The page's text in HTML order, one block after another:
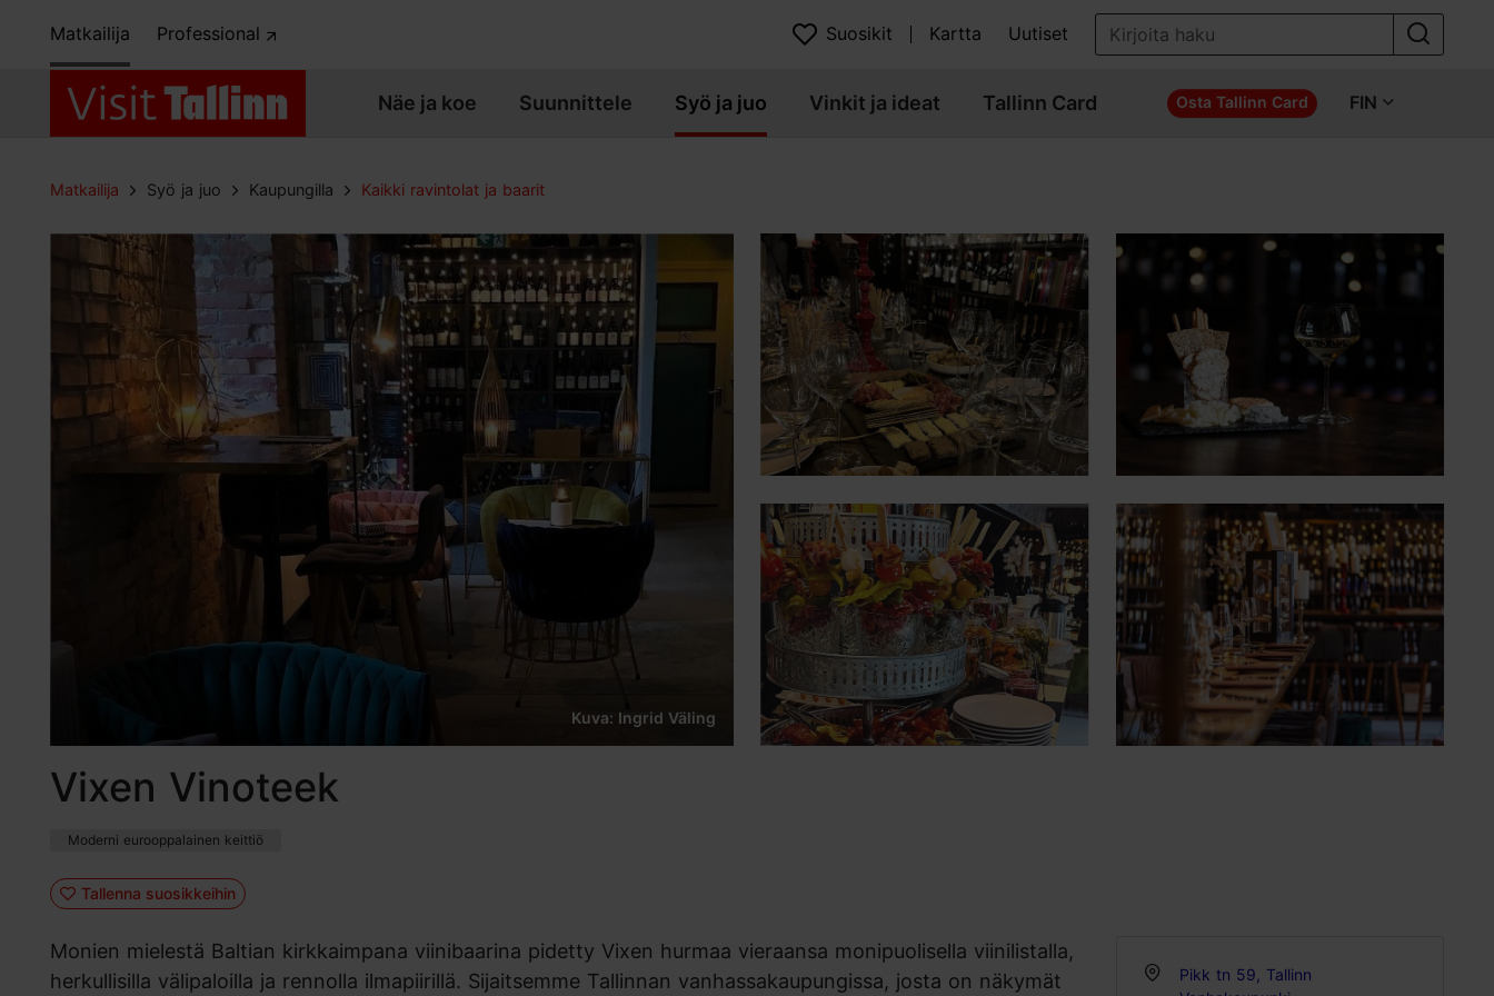
Matkailija Professional Suosikit Kartta Uutiset
Näe ja koe Suunnittele Syö ja juo Vinkit ja ideat Tallinn Card Osta Tallinn Card FIN
Matkailija Syö ja juo Kaupungilla Kaikki ravintolat ja baarit
Kuva: Ingrid Väling
Vixen Vinoteek
Moderni eurooppalainen keittiö
Tallenna suosikkeihin
Monien mielestä Baltian kirkkaimpana viinibaarina pidetty Vixen hurmaa vieraansa monipuolisella viinilistalla,
herkullisilla välipaloilla ja rennolla ilmapiirillä. Sijaitsemme Tallinnan vanhassakaupungissa, josta on näkymät
Pikk tn 59, Tallinn